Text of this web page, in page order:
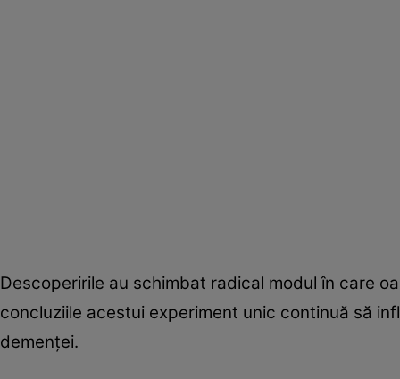
Descoperirile au schimbat radical modul în care
concluziile acestui experiment unic continuă să
demenței.